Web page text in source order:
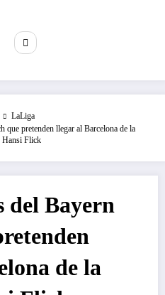
LaLiga
que pretenden llegar al Barcelona de la
Hansi Flick
del Bayern
de la